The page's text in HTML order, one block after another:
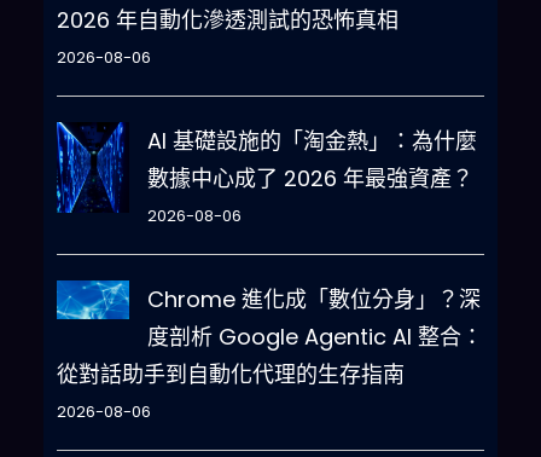
2026 年自動化滲透測試的恐怖真相
2026-08-06
AI 基礎設施的「淘金熱」：為什麼
數據中心成了 2026 年最強資產？
2026-08-06
Chrome 進化成「數位分身」？深
度剖析 Google Agentic AI 整合：
從對話助手到自動化代理的生存指南
2026-08-06